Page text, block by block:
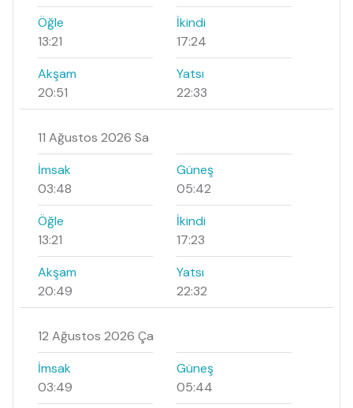
Öğle
13:21
İkindi
17:24
Akşam
20:51
Yatsı
22:33
11 Ağustos 2026 Sa
İmsak
03:48
Güneş
05:42
Öğle
13:21
İkindi
17:23
Akşam
20:49
Yatsı
22:32
12 Ağustos 2026 Ça
İmsak
03:49
Güneş
05:44